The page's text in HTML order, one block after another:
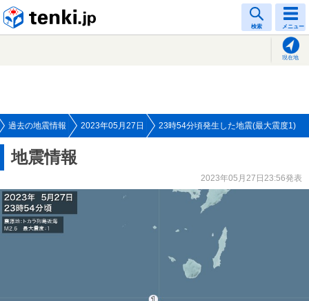
検索 メニュー
現在地
過去の地震情報 2023年05月27日 23時54分頃発生した地震(最大震度1)
地震情報
2023年05月27日23:56発表